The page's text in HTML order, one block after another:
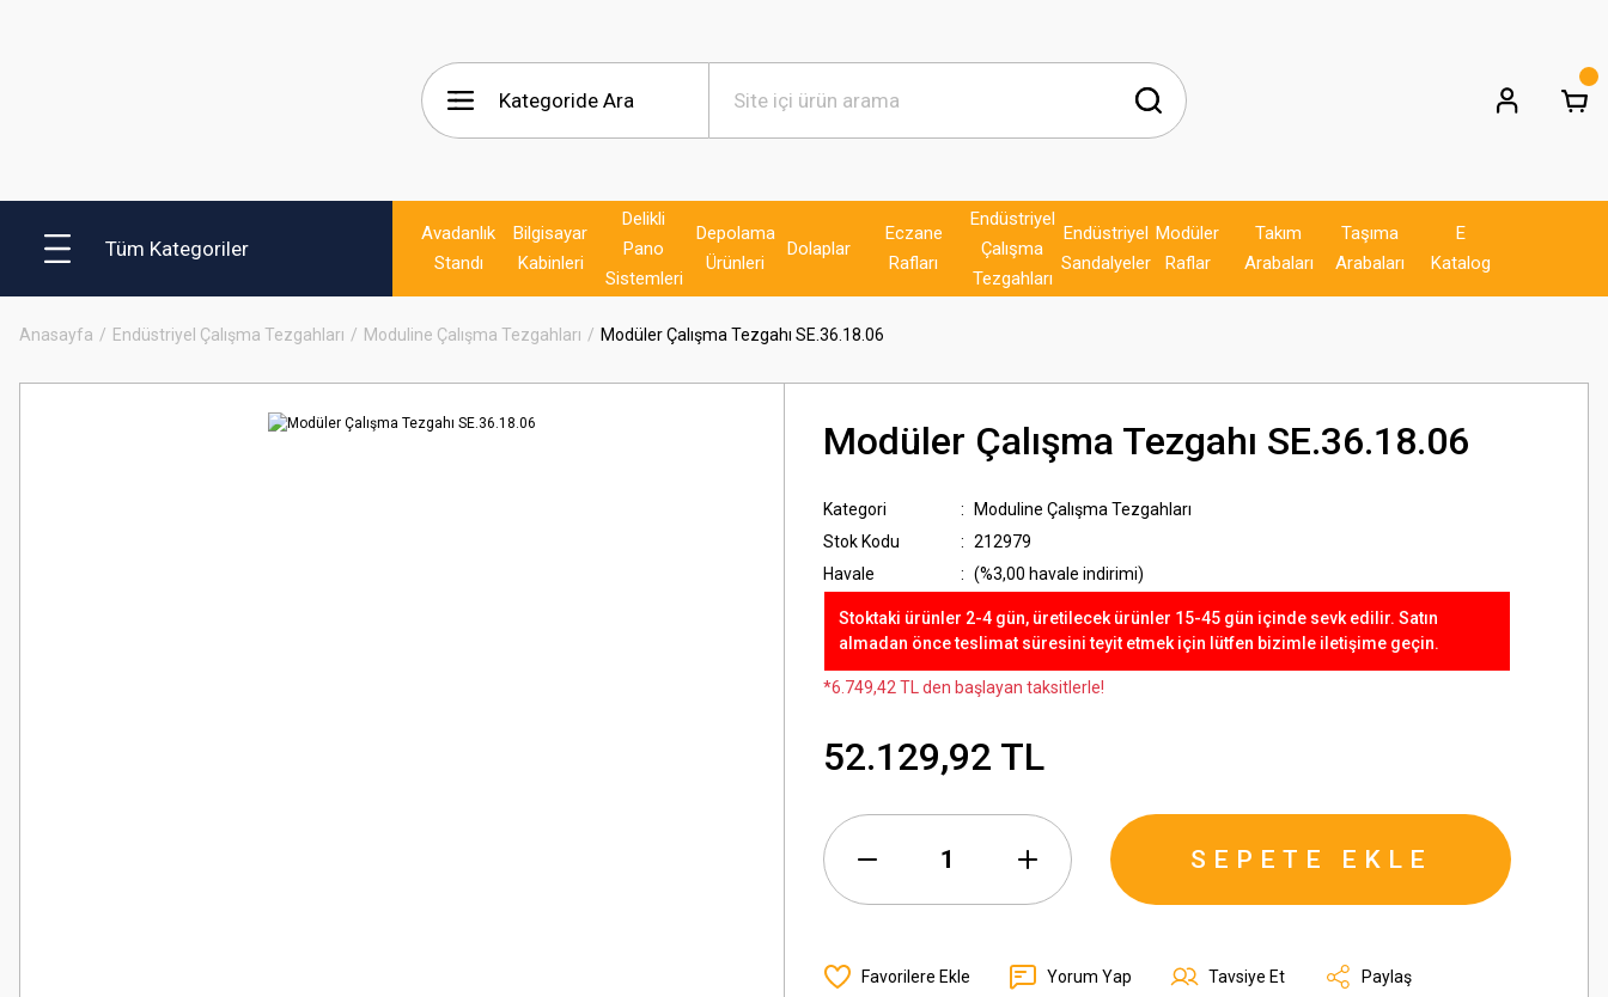
Tüm Kategoriler
Avadanlık
Standı
Bilgisayar
Kabinleri
Delikli
Pano
Sistemleri
Depolama
Ürünleri
Dolaplar
Eczane
Rafları
Endüstriyel
Çalışma
Tezgahları
Endüstriyel
Sandalyeler
Modüler
Raflar
Takım
Arabaları
Taşıma
Arabaları
E
Katalog
Anasayfa Endüstriyel Çalışma Tezgahları Moduline Çalışma Tezgahları Modüler Çalışma Tezgahı SE.36.18.06
Modüler Çalışma Tezgahı SE.36.18.06
Kategori
Moduline Çalışma Tezgahları
Stok Kodu
212979
Havale
(%3,00 havale indirimi)
Stoktaki ürünler 2-4 gün, üretilecek ürünler 15-45 gün içinde sevk edilir. Satın
almadan önce teslimat süresini teyit etmek için lütfen bizimle iletişime geçin.
*6.749,42 TL den başlayan taksitlerle!
52.129,92 TL
SEPETE EKLE
Yorum Yap Tavsiye Et Paylaş